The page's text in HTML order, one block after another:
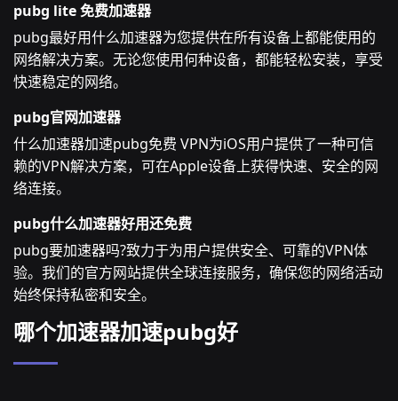
pubg lite 免费加速器
pubg最好用什么加速器为您提供在所有设备上都能使用的
网络解决方案。无论您使用何种设备，都能轻松安装，享受
快速稳定的网络。
pubg官网加速器
什么加速器加速pubg免费 VPN为iOS用户提供了一种可信
赖的VPN解决方案，可在Apple设备上获得快速、安全的网
络连接。
pubg什么加速器好用还免费
pubg要加速器吗?致力于为用户提供安全、可靠的VPN体
验。我们的官方网站提供全球连接服务，确保您的网络活动
始终保持私密和安全。
哪个加速器加速pubg好